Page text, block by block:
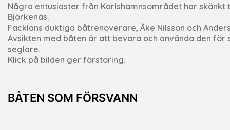
Några entusiaster från Karlshamnsområdet har
Björkenäs.
Facklans duktiga båtrenoverare, Åke Nilsson och
Avsikten med båten är att bevara och använda den
seglare.
Klick på bilden ger förstoring.
BÅTEN SOM FÖRSVANN